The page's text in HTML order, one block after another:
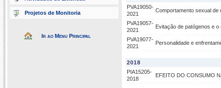
Projetos de Monitoria
Ir ao Menu Principal
PVA19050-
2021
Comportamento sexual de
PVA19057-
2021
Evitação de patógenos e
PVA19077-
2021
Personalidade e
2018
PIA15205-
2018
EFEITO DO CONSUMO